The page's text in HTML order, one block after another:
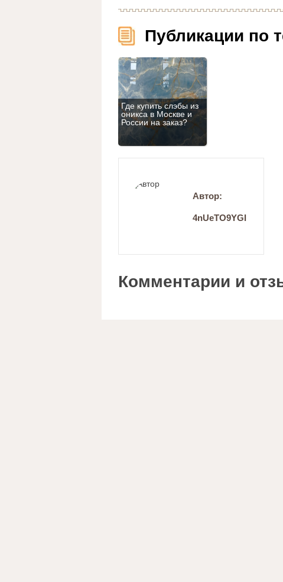
Публикации по
Где купить слэбы из
оникса в Москве и
России на заказ?
Автор:
4nUeTO9YGI
Комментарии и